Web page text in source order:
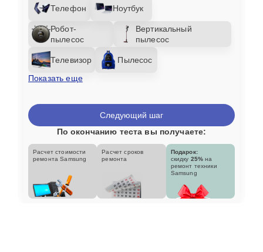
Телефон Ноутбук
Робот-
пылесос
Вертикальный
пылесос
Телевизор
Пылесос
Показать еще
Следующий шаг
По окончанию теста вы получаете:
Расчет стоимости
ремонта Samsung
Расчет сроков
ремонта
Подарок:
скидку 25% на
ремонт техники
Samsung